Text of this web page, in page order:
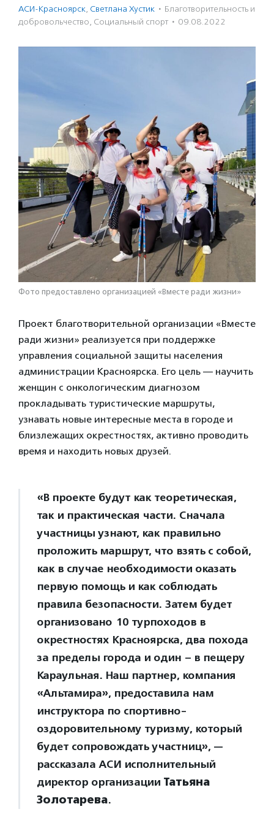
АСИ-Красноярск, Светлана Хустик · Благотвори­тель­ность и
доброволь­чест­во, Социальный спорт · 09.08.2022
Фото предоставлено организацией «Вместе ради жизни»
Проект благотворительной организации «Вместе
ради жизни» реализуется при поддержке
управления социальной защиты населения
администрации Красноярска. Его цель — научить
женщин с онкологическим диагнозом
прокладывать туристические маршруты,
узнавать новые интересные места в городе и
близлежащих окрестностях, активно проводить
время и находить новых друзей.
«В проекте будут как теоретическая,
так и практическая части. Сначала
участницы узнают, как правильно
проложить маршрут, что взять с собой,
как в случае необходимости оказать
первую помощь и как соблюдать
правила безопасности. Затем будет
организовано 10 турпоходов в
окрестностях Красноярска, два похода
за пределы города и один – в пещеру
Караульная. Наш партнер, компания
«Альтамира», предоставила нам
инструктора по спортивно-
оздоровительному туризму, который
будет сопровождать участниц», —
рассказала АСИ исполнительный
директор организации Татьяна
Золотарева.